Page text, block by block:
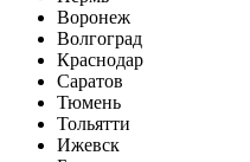
Воронеж
Волгоград
Краснодар
Саратов
Тюмень
Тольятти
Ижевск